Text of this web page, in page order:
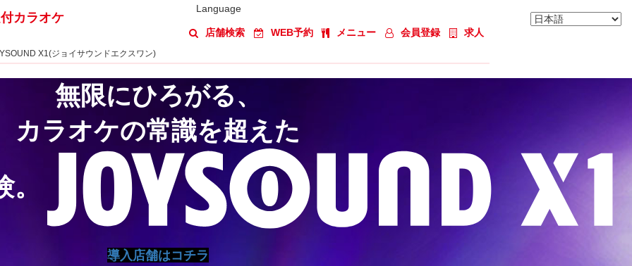
カラオケ
Language
店舗検索 WEB予約 メニュー 会員登録 求人
X1(ジョイサウンドエクスワン)
無限にひろがる、
カラオケの常識を超えた
導入店舗はコチラ